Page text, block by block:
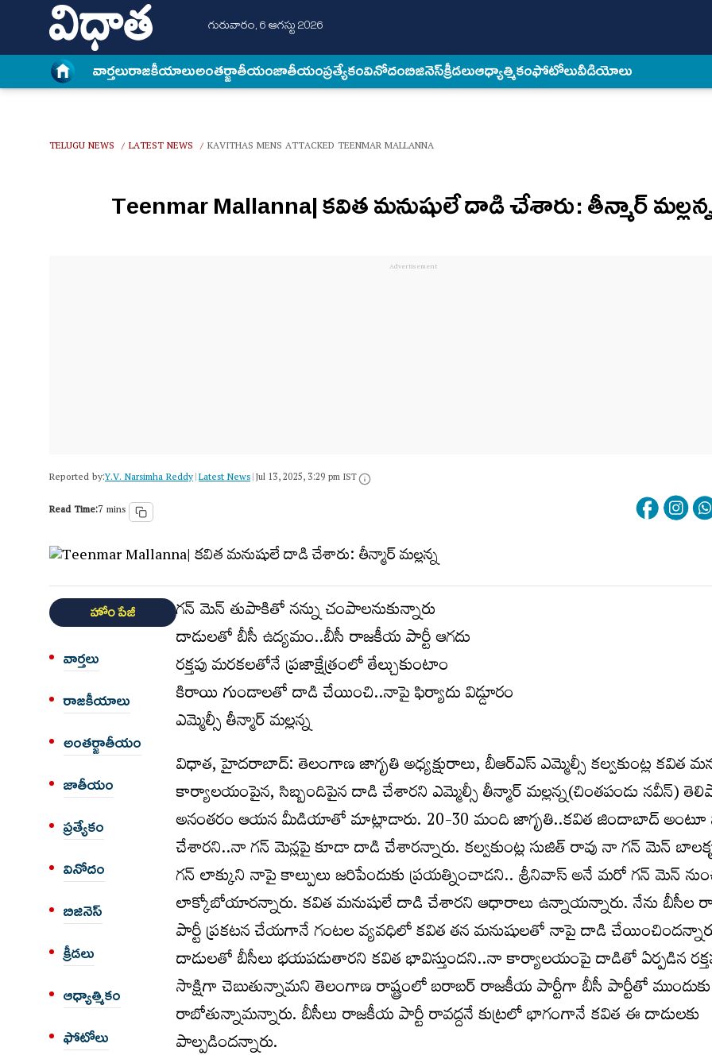
గురువారం, 6 ఆగస్టు 2026
వార్త‌లురాజకీయాలుఅంత‌ర్జాతీయంజాతీయంప్రత్యేకంవినోదంబిజినెస్క్రీడలుఆధ్యాత్మికంఫోటోలువీడియోలు
TELUGU NEWS / LATEST NEWS / KAVITHAS MENS ATTACKED TEENMAR MALLANNA
Teenmar Mallanna| కవిత మనుషులే దాడి చేశారు: తీన్మార్
Reported by:Y.V. Narsimha Reddy|Latest News|Jul 13, 2025, 3:29 pm IST
Read Time:7 mins
హోం పేజీ
వార్త‌లు
రాజకీయాలు
అంత‌ర్జాతీయం
జాతీయం
ప్రత్యేకం
వినోదం
బిజినెస్
క్రీడలు
ఆధ్యాత్మికం
ఫోటోలు
గన్ మెన్ తుపాకితో నన్ను చంపాలనుకున్నారు
దాడులతో బీసీ ఉద్యమం..బీసీ రాజకీయ పార్టీ ఆగదు
రక్తపు మరకలతోనే ప్రజాక్షేత్రంలో తేల్చుకుంటాం
కిరాయి గుండాలతో దాడి చేయించి..నాపై ఫిర్యాదు విడ్డూరం
ఎమ్మెల్సీ తీన్మార్ మల్లన్న
విధాత, హైదరాబాద్: తెలంగాణ జాగృతి అధ్యక్షురాలు, బీఆర్ఎస్ ఎమ్మెల్సీ కల్వకుంట్ల కవిత
కార్యాలయంపైన, సిబ్బందిపైన దాడి చేశారని ఎమ్మెల్సీ తీన్మార్ మల్లన్న(చింతపండు నవీన్)
అనంతరం ఆయన మీడియాతో మాట్లాడారు. 20-30 మంది జాగృతి..కవిత జిందాబాద్
చేశారని..నా గన్ మెన్లపై కూడా దాడి చేశారన్నారు. కల్వకుంట్ల సుజిత్ రావు నా గన్ మెన్
గన్ లాక్కుని నాపై కాల్పులు జరిపేందుకు ప్రయత్నించాడని.. శ్రీనివాస్ అనే మరో గన్ మెన్
లాక్కోబోయారన్నారు. కవిత మనుషులే దాడి చేశారని ఆధారాలు ఉన్నాయన్నారు. నేను బీసీల
పార్టీ ప్రకటన చేయగానే గంటల వ్యవధిలో కవిత తన మనుషులతో నాపై దాడి
దాడులతో బీసీలు భయపడుతారని కవిత భావిస్తుందని..నా కార్యాలయంపై దాడితో ఏర్పడిన
సాక్షిగా చెబుతున్నామని తెలంగాణ రాష్ట్రంలో బరాబర్ రాజకీయ పార్టీగా బీసీ పార్టీతో ముందుకు
రాబోతున్నామన్నారు. బీసీలు రాజకీయ పార్టీ రావద్దనే కుట్రలో భాగంగానే కవిత ఈ దాడులకు
పాల్పడిందన్నారు.